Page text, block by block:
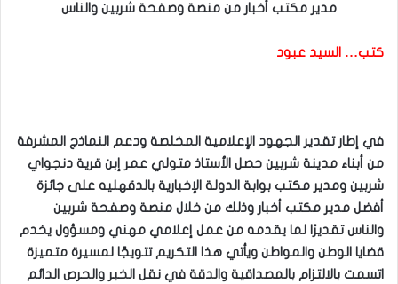
مدير مكتب أخبار من منصة وصفحة شربين والناس
كتب… السيد عبود
في إطار تقدير الجهود الإعلامية المخلصة ودعم النماذج المشرفة
من أبناء مدينة شربين حصل الأستاذ متولي عمر إبن قرية دنجواي
شربين ومدير مكتب بوابة الدولة الإخبارية بالدقهليه على جائزة
أفضل مدير مكتب أخبار وذلك من خلال منصة وصفحة شربين
والناس تقديرًا لما يقدمه من عمل إعلامي مهني ومسؤول يخدم
قضايا الوطن والمواطن ويأتي هذا التكريم تتويجًا لمسيرة متميزة
اتسمت بالالتزام بالمصداقية والدقة في نقل الخبر والحرص الدائم